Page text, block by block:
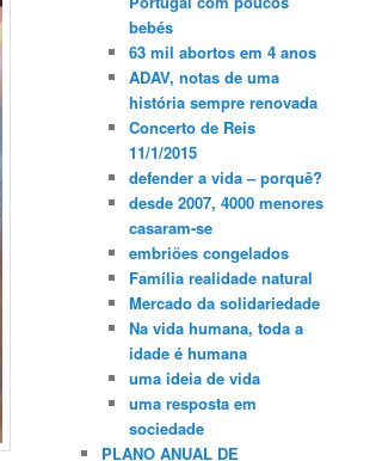
bebés
63 mil abortos em 4 anos
ADAV, notas de uma
história sempre renovada
Concerto de Reis
11/1/2015
defender a vida – porquê?
desde 2007, 4000 menores
casaram-se
embriões congelados
Família realidade natural
Mercado da solidariedade
Na vida humana, toda a
idade é humana
uma ideia de vida
uma resposta em
sociedade
PLANO ANUAL DE